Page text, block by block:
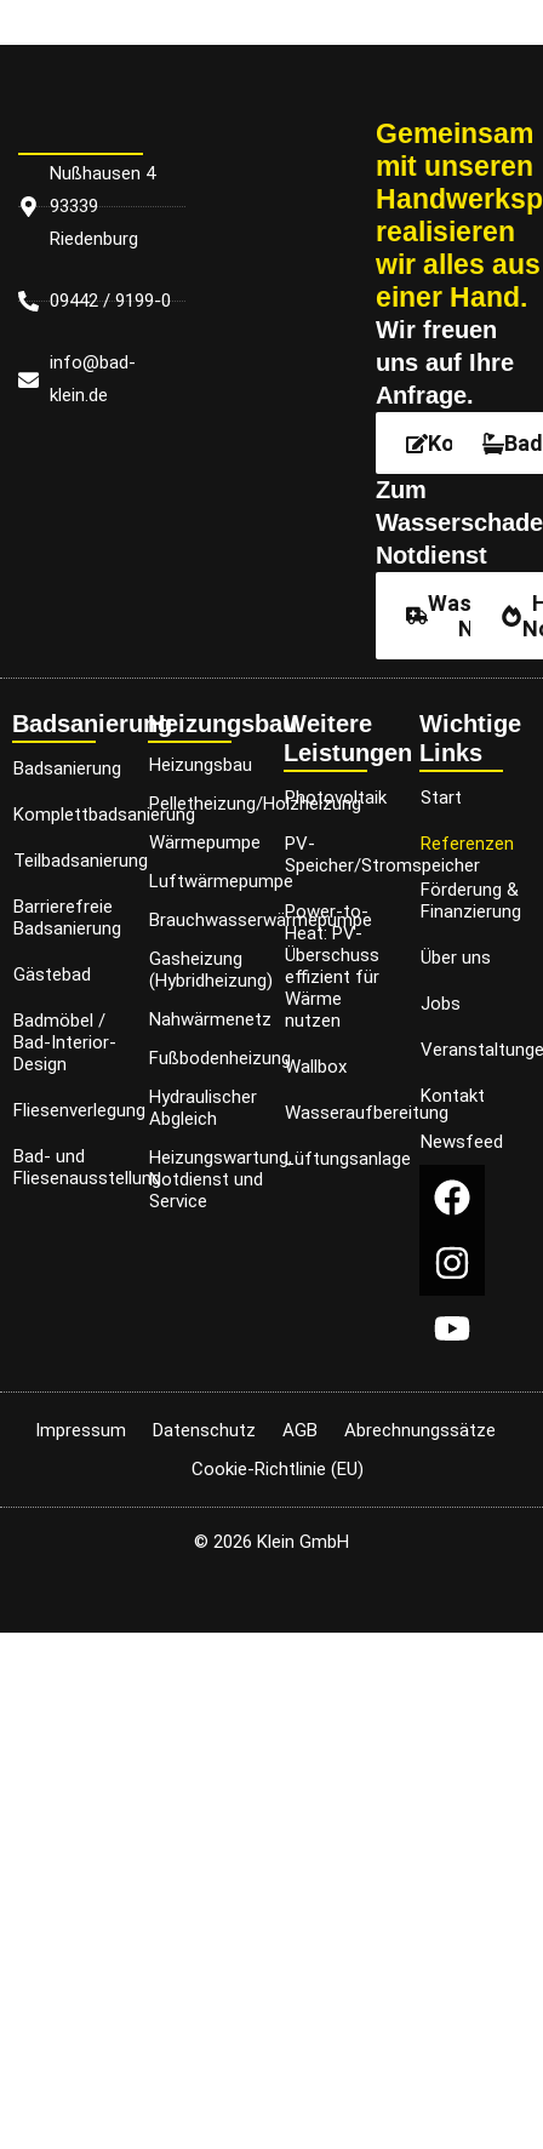
Nußhausen 4
93339
Riedenburg
09442 / 9199-0
info@bad-
klein.de
Gemeinsam
mit un­se­ren
re­a­li­sie­ren
wir alles aus
einer Hand.
Wir freu­en
uns auf Ihre
Anfrage.
Kontakt
Zum
Notdienst
Badsanierung
Badsanierung
Komplettbadsanierung
Teilbadsanierung
Barrierefreie
Badsanierung
Gästebad
Badmöbel /
Bad-Interior-
Design
Fliesenverlegung
Bad- und
Fliesenausstellung
Heizungsbau
Heizungsbau
Pelletheizung/Holzheizung
Wärmepumpe
Luftwärmepumpe
Brauchwasserwärmepumpe
Gasheizung
(Hybridheizung)
Nahwärmenetz
Fußbodenheizung
Hydraulischer
Abgleich
Heizungswartung,
Notdienst und
Service
Weitere
Leistungen
Photovoltaik
PV-
Speicher/Stromspeicher
Power-to-
Heat: PV-
Überschuss
effizient für
Wärme
nutzen
Wallbox
Wasseraufbereitung
Lüftungsanlage
Wichtige
Links
Start
Referenzen
Förderung &
Finanzierung
Über uns
Jobs
Kontakt
Newsfeed
Impressum Datenschutz AGB
Abrechnungssätze
Cookie-Richtlinie (EU)
© 2026 Klein GmbH